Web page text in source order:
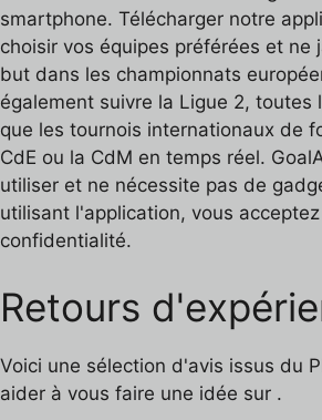
smartphone. Télécharger notre
choisir vos équipes préférées et ne
but dans les championnats
également suivre la Ligue 2, toutes
que les tournois internationaux de
CdE ou la CdM en temps réel.
utiliser et ne nécessite pas de
utilisant l'application, vous
confidentialité.
Retours
Voici une sélection d'avis issus du
aider à vous faire une idée sur .